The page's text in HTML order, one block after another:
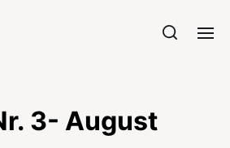
3- August